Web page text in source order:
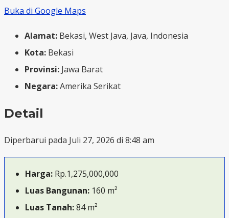
Buka di Google Maps
Alamat: Bekasi, West Java, Java, Indonesia
Kota: Bekasi
Provinsi: Jawa Barat
Negara:Amerika Serikat
Detail
Diperbarui pada Juli 27, 2026 di 8:48 am
Harga: Rp.1,275,000,000
Luas Bangunan: 160 m²
Luas Tanah:84 m²